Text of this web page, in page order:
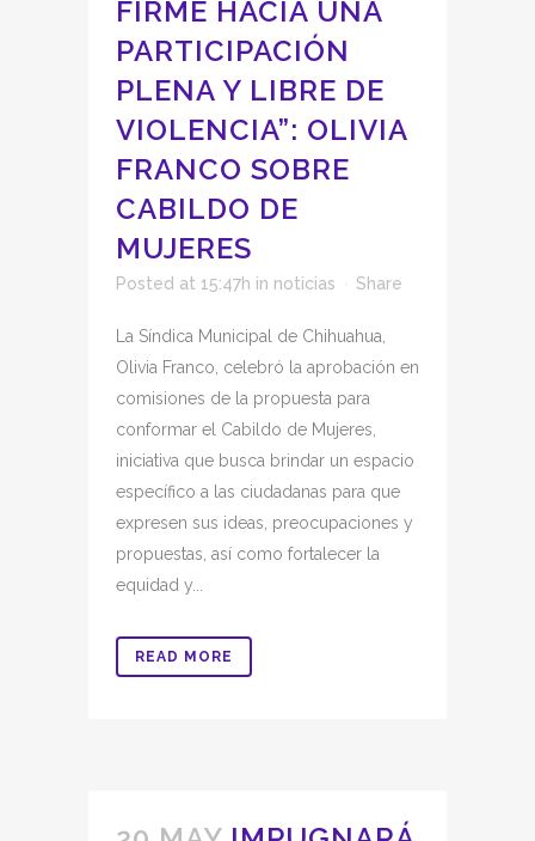
FIRME HACIA UNA
PARTICIPACIÓN
PLENA Y LIBRE DE
VIOLENCIA”: OLIVIA
FRANCO SOBRE
CABILDO DE
MUJERES
Posted at 15:47h in noticias Share
La Síndica Municipal de Chihuahua,
Olivia Franco, celebró la aprobación en
comisiones de la propuesta para
conformar el Cabildo de Mujeres,
iniciativa que busca brindar un espacio
específico a las ciudadanas para que
expresen sus ideas, preocupaciones y
propuestas, así como fortalecer la
equidad y...
READ MORE